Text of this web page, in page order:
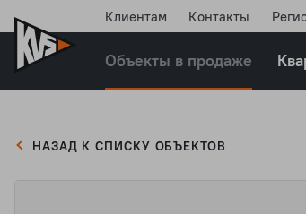
Клиентам Контакты
Объекты в продаже
НАЗАД К СПИСКУ ОБЪЕКТОВ